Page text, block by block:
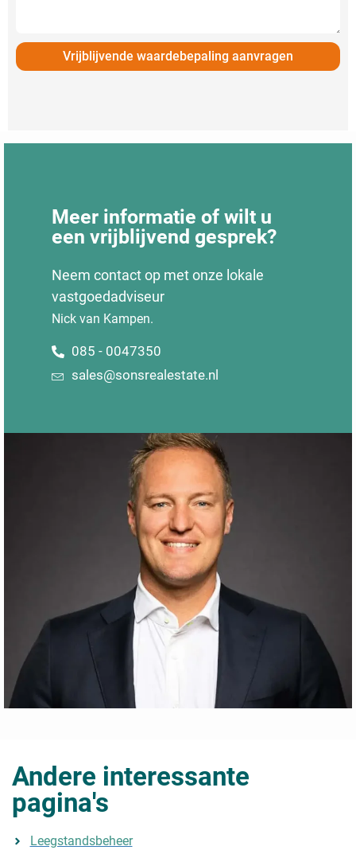
Vrijblijvende waardebepaling aanvragen
Meer informatie of wilt u
een vrijblijvend gesprek?
Neem contact op met onze lokale
vastgoedadviseur
Nick van Kampen.
085 - 0047350
sales@sonsrealestate.nl
Andere interessante
pagina's
Leegstandsbeheer